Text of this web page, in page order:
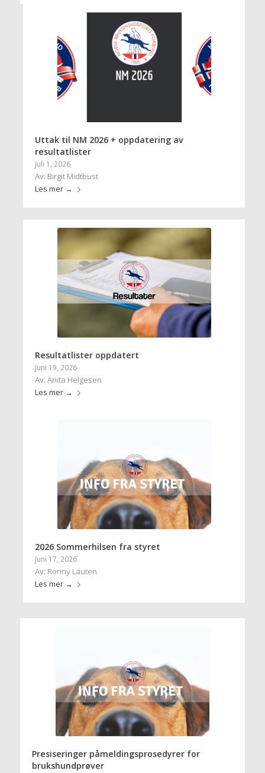
Uttak til NM 2026 + oppdatering av
resultatlister
Juli 1, 2026
Av: Birgit Midtbust
Les mer →
Resultatlister oppdatert
Juni 19, 2026
Av: Anita Helgesen
Les mer →
2026 Sommerhilsen fra styret
Juni 17, 2026
Av: Ronny Lauten
Les mer →
Presiseringer påmeldingsprosedyrer for
brukshundprøver